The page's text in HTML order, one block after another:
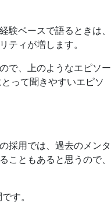
験ベースで語るときは、
ティが増します。
で、上のようなエピソー
って聞きやすいエピソ
採用では、過去のメンタ
こともあると思うので、
す。